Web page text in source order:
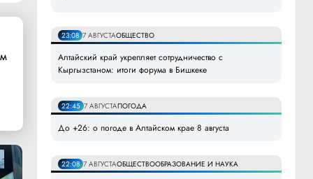
23:08 7 АВГУСТАОБЩЕСТВО
Алтайский край укрепляет сотрудничество с
Кыргызстаном: итоги форума в Бишкеке
22:45 7 АВГУСТАПОГОДА
До +26: о погоде в Алтайском крае 8 августа
22:08 7 АВГУСТАОБЩЕСТВООБРАЗОВАНИЕ И НАУКА